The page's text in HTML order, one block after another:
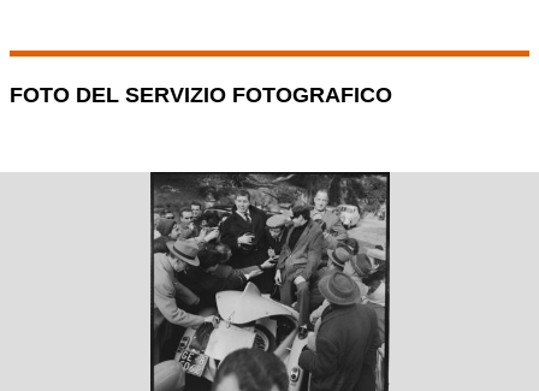
FOTO DEL SERVIZIO FOTOGRAFICO